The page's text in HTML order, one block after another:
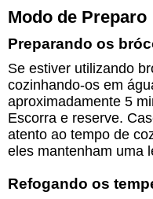
Modo de Preparo
Preparando os
Se estiver utilizando
cozinhando-os em
aproximadamente 5
Escorra e reserve.
atento ao tempo de
eles mantenham uma
Refogando os